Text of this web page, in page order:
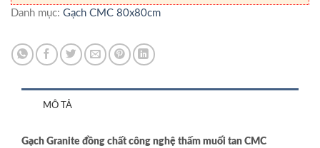
Danh mục: Gạch CMC 80x80cm
MÔ TẢ
Gạch Granite đồng chất công nghệ thấm muối tan CMC